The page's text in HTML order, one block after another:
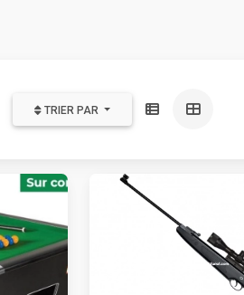
TRIER PAR